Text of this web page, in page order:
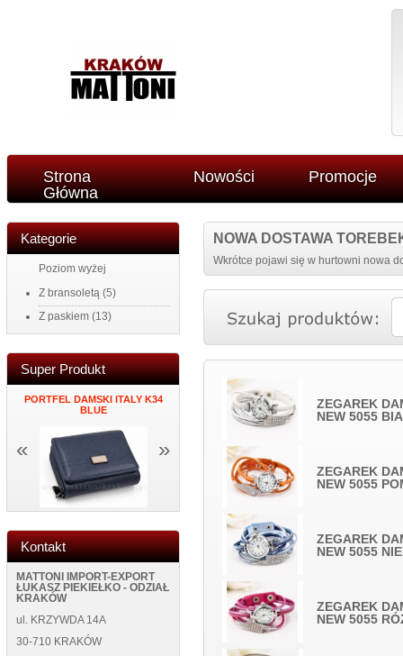
Strona
Główna
Nowości Promocje
Kategorie
Poziom wyżej
Z bransoletą (5)
Z paskiem (13)
Super Produkt
PORTFEL DAMSKI ITALY K34
BLUE
ZEGAR NAKLEJANY NA
ŚCIANĘ NEW 5013 BLACK
MĘSKI
NEW WILD
« »
Kontakt
MATTONI IMPORT-EXPORT
ŁUKASZ PIEKIEŁKO - ODZIAŁ
KRAKÓW
ul. KRZYWDA 14A
30-710 KRAKÓW
NOWA DOSTAWA
Wkrótce pojawi się w hurtowni nowa
ZEGAREK
NEW 5055
ZEGAREK
NEW 5055
ZEGAREK
NEW 5055
ZEGAREK
NEW 5055